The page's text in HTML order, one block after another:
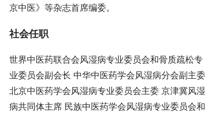
京中医》等杂志首席编委。
社会任职
世界中医药联合会风湿病专业委员会和骨质疏松专
业委员会副会长 中华中医药学会风湿病分会副主委
北京中医药学会风湿病专业委员会主委 京津冀风湿
病共同体主席 民族中医药学会风湿病专业委员会和